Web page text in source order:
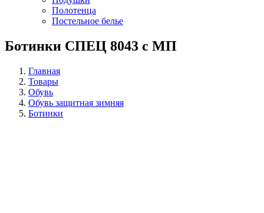
Полотенца
Постельное белье
Ботинки СПЕЦ 8043 с МП
Главная
Товары
Обувь
Обувь защитная зимняя
Ботинки